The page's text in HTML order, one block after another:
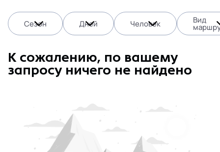
Сезон Дней Человек Вид
К сожалению, по вашему
запросу ничего не найдено